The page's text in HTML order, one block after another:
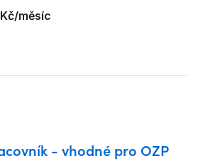
měsíc
- vhodné pro OZP